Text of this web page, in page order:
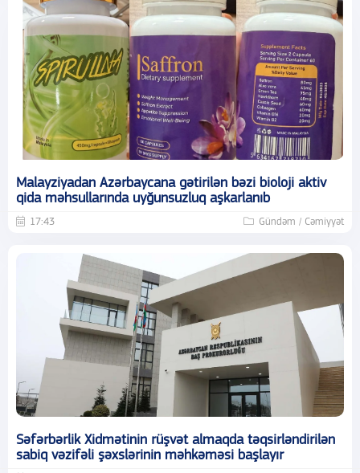
Malayziyadan Azərbaycana gətirilən bəzi bioloji aktiv
qida məhsullarında uyğunsuzluq aşkarlanıb
17:43 Gündəm / Cəmiyyət
Səfərbərlik Xidmətinin rüşvət almaqda təqsirləndirilən
sabiq vəzifəli şəxslərinin məhkəməsi başlayır